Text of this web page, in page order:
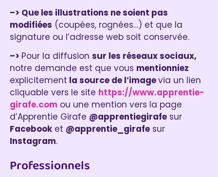
–> Que les illustrations ne soient pas
modifiées (coupées, rognées…) et que la
signature ou l’adresse web soit conservée.
–> Pour la diffusion sur les réseaux sociaux,
notre demande est que vous mentionniez
explicitement la source de l’imagevia un lien
cliquable vers le site https://www.apprentie-
girafe.com ou une mention vers la page
d’Apprentie Girafe @apprentiegirafe sur
Facebooket @apprentie_girafe sur
Instagram.
Professionnels